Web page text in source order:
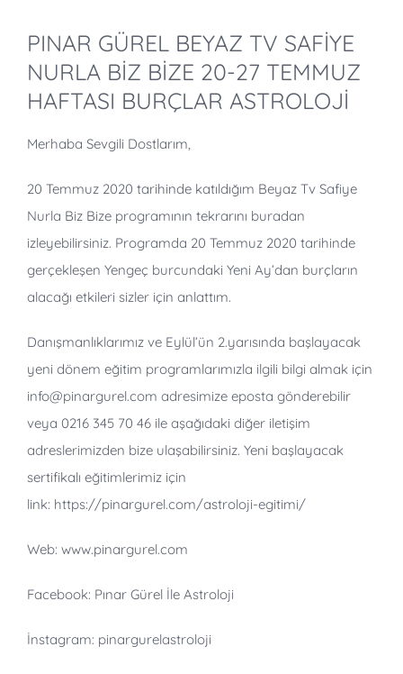
PINAR GÜREL BEYAZ TV SAFİYE
NURLA BİZ BİZE 20-27 TEMMUZ
HAFTASI BURÇLAR ASTROLOJİ
Merhaba Sevgili Dostlarım,
20 Temmuz 2020 tarihinde katıldığım Beyaz Tv Safiye
Nurla Biz Bize programının tekrarını buradan
izleyebilirsiniz. Programda 20 Temmuz 2020 tarihinde
gerçekleşen Yengeç burcundaki Yeni Ay’dan burçların
alacağı etkileri sizler için anlattım.
Danışmanlıklarımız ve Eylül’ün 2.yarısında başlayacak
yeni dönem eğitim programlarımızla ilgili bilgi almak için
info@pinargurel.com adresimize eposta gönderebilir
veya 0216 345 70 46 ile aşağıdaki diğer iletişim
adreslerimizden bize ulaşabilirsiniz. Yeni başlayacak
sertifikalı eğitimlerimiz için
link: https://pinargurel.com/astroloji-egitimi/
Web: www.pinargurel.com
Facebook: Pınar Gürel İle Astroloji
İnstagram: pinargurelastroloji